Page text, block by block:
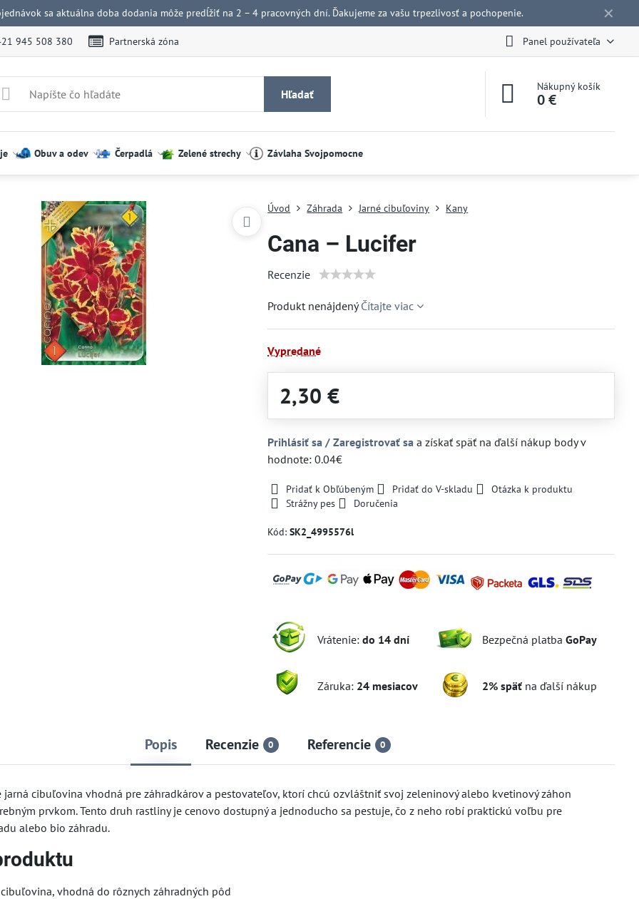
✕
sa aktuálna doba dodania môže predĺžiť na 2 – 4 pracovných dní. Ďakujeme za vašu trpezlivosť a pochopenie.
945 508 380 Partnerská zóna Panel používateľa
Hľadať
Nákupný košík
0 €
Obuv a odev Čerpadlá Zelené strechy Závlaha Svojpomocne
Úvod Záhrada Jarné cibuľoviny Kany
Cana – Lucifer
Recenzie
Produkt nenájdenýČítajte viac
Vypredané
2,30 €
Prihlásiť sa / Zaregistrovať sa a získať späť na ďalší nákup body v
hodnote: 0.04€
Pridať k Obľúbeným Pridať do V-skladu
Otázka k produktu
Strážny pes
Doručenia
Kód:SK2_4995576l
Vrátenie:do 14 dní Bezpečná platbaGoPay
Záruka: 24 mesiacov 2% späť na ďalší nákup
Popis Recenzie 0 Referencie 0
cibuľovina vhodná pre záhradkárov a pestovateľov, ktorí chcú ozvláštniť svoj zeleninový alebo kvetinový záhon
prvkom. Tento druh rastliny je cenovo dostupný a jednoducho sa pestuje, čo z neho robí praktickú voľbu pre
alebo bio záhradu.
vhodná do rôznych záhradných pôd